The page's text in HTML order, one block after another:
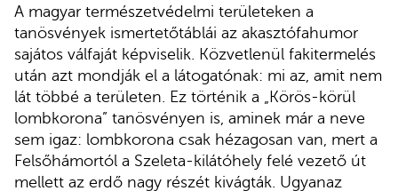
A magyar természetvédelmi területeken a
tanösvények ismertetőtáblái az akasztófahumor
sajátos válfaját képviselik. Közvetlenül fakitermelés
után azt mondják el a látogatónak: mi az, amit nem
lát többé a területen. Ez történik a „Körös-körül
lombkorona” tanösvényen is, aminek már a neve
sem igaz: lombkorona csak hézagosan van, mert a
Felsőhámortól a Szeleta-kilátóhely felé vezető út
mellett az erdő nagy részét kivágták. Ugyanaz